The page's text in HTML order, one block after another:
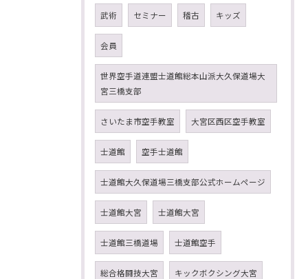
武術 セミナー 稽古 キッズ
会員
世界空手道連盟士道館総本山派大久保道場大
宮三橋支部
さいたま市空手教室 大宮区西区空手教室
士道館 空手士道館
士道館大久保道場三橋支部公式ホームページ
士道館大宮 士道館大宮
士道館三橋道場 士道館空手
総合格闘技大宮 キックボクシング大宮